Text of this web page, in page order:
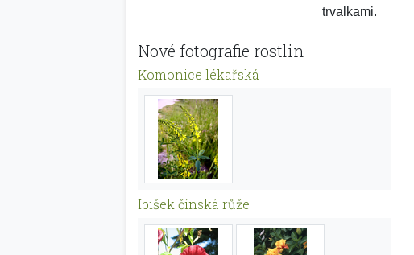
trvalkami.
Nové fotografie rostlin
Komonice lékařská
Ibišek čínská růže